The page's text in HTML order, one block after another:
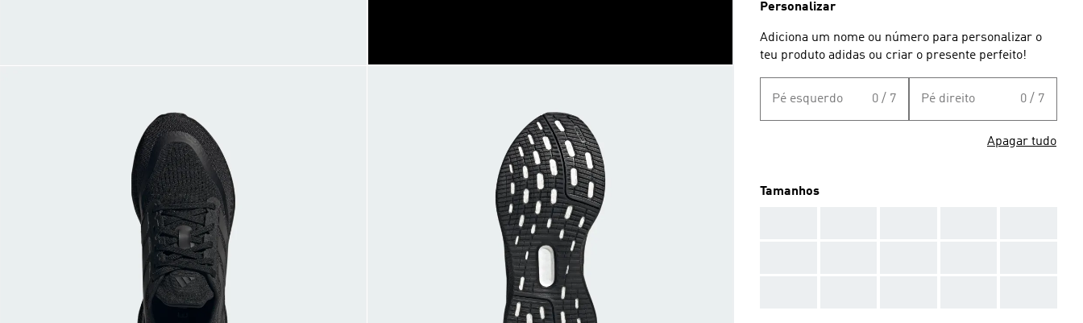
Personalizar
Adiciona um nome ou número para personalizar o
teu produto adidas ou criar o presente perfeito!
Pé esquerdo 0 / 7 Pé direito 0 / 7
Apagar tudo
Tamanhos